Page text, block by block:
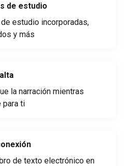
de estudio
estudio incorporadas,
y más
la narración mientras
para ti
de texto electrónico en